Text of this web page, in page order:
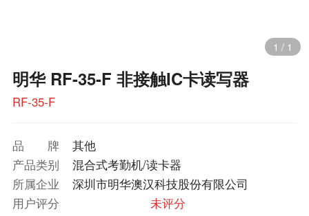
1 / 1
明华 RF-35-F 非接触IC卡读写器
RF-35-F
品牌
其他
产品类别
混合式考勤机/读卡器
所属企业
深圳市明华澳汉科技股份有限公司
用户评分
未评分